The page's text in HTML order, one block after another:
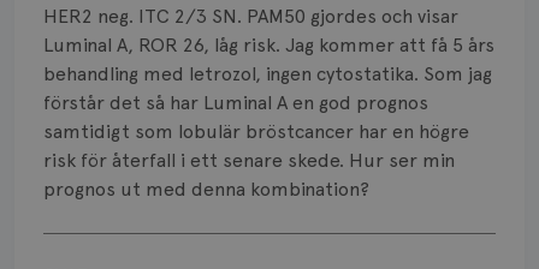
HER2 neg. ITC 2/3 SN. PAM50 gjordes och visar
Luminal A, ROR 26, låg risk. Jag kommer att få 5 års
behandling med letrozol, ingen cytostatika. Som jag
förstår det så har Luminal A en god prognos
samtidigt som lobulär bröstcancer har en högre
risk för återfall i ett senare skede. Hur ser min
prognos ut med denna kombination?
Visa svar
Läkemedel
Typ av bröstcancer
Smärta
Prognos